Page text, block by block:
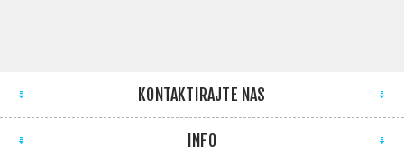
KONTAKTIRAJTE NAS
INFO